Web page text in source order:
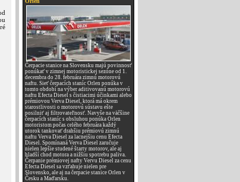
Čerpacie stanice na Slovensku majú povinnosť
ponúkať v zimnej motoristickej sezóne od 1.
decembra do 28. februára zimnú motorovú
naftu. Sieť čerpacích staníc Orlen ponúka v
tomto období na výber aditivovanú motorovú
naftu Efecta Diesel s čistiacimi účinkami alebo
prémiovou Verva Diesel, ktorá má okrem
starostlivosti o motorovú sústavu ešte
posilniť aj filtrovateľnosť. Navyše na väčšine
čerpacích staníc s obsluhou ponúka Orlen
motoristom počas celého februára každý
utorok tankovať drahšiu prémiovú zimnú
naftu Verva Diesel za lacnejšiu cenu Efecta
Diesel. Spomínaná Verva Diesel zaručuje
nielen lepšie studené štarty motorov, ale aj
hladší chod motora a nižšiu spotrebu paliva.
Čerpanie prémiovej nafty Vervu Diesel za cenu
Efecta Diesel sa vzťahuje nielen pre
Slovensko, ale aj na čerpacie stanice Orlen v
Česku a Maďarsku.